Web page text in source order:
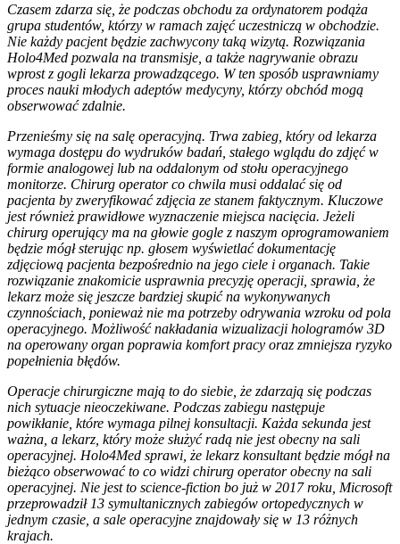
Czasem zdarza się, że podczas obchodu za ordynatorem podąża
grupa studentów, którzy w ramach zajęć uczestniczą w obchodzie.
Nie każdy pacjent będzie zachwycony taką wizytą. Rozwiązania
Holo4Med pozwala na transmisje, a także nagrywanie obrazu
wprost z gogli lekarza prowadzącego. W ten sposób usprawniamy
proces nauki młodych adeptów medycyny, którzy obchód mogą
obserwować zdalnie.
Przenieśmy się na salę operacyjną. Trwa zabieg, który od lekarza
wymaga dostępu do wydruków badań, stałego wglądu do zdjęć w
formie analogowej lub na oddalonym od stołu operacyjnego
monitorze. Chirurg operator co chwila musi oddalać się od
pacjenta by zweryfikować zdjęcia ze stanem faktycznym. Kluczowe
jest również prawidłowe wyznaczenie miejsca nacięcia. Jeżeli
chirurg operujący ma na głowie gogle z naszym oprogramowaniem
będzie mógł sterując np. głosem wyświetlać dokumentację
zdjęciową pacjenta bezpośrednio na jego ciele i organach. Takie
rozwiązanie znakomicie usprawnia precyzję operacji, sprawia, że
lekarz może się jeszcze bardziej skupić na wykonywanych
czynnościach, ponieważ nie ma potrzeby odrywania wzroku od pola
operacyjnego. Możliwość nakładania wizualizacji hologramów 3D
na operowany organ poprawia komfort pracy oraz zmniejsza ryzyko
popełnienia błędów.
Operacje chirurgiczne mają to do siebie, że zdarzają się podczas
nich sytuacje nieoczekiwane. Podczas zabiegu następuje
powikłanie, które wymaga pilnej konsultacji. Każda sekunda jest
ważna, a lekarz, który może służyć radą nie jest obecny na sali
operacyjnej. Holo4Med sprawi, że lekarz konsultant będzie mógł na
bieżąco obserwować to co widzi chirurg operator obecny na sali
operacyjnej. Nie jest to science-fiction bo już w 2017 roku, Microsoft
przeprowadził 13 symultanicznych zabiegów ortopedycznych w
jednym czasie, a sale operacyjne znajdowały się w 13 różnych
krajach.